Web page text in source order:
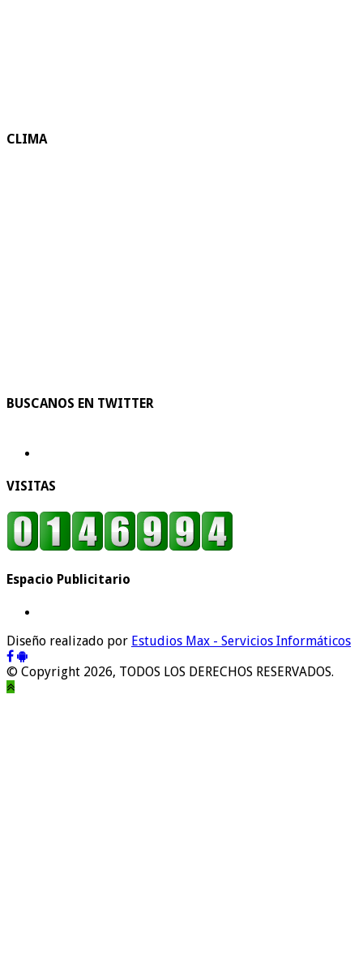
CLIMA
BUSCANOS EN TWITTER
VISITAS
Espacio Publicitario
Diseño realizado por Estudios Max - Servicios Informáticos
© Copyright 2026, TODOS LOS DERECHOS RESERVADOS.